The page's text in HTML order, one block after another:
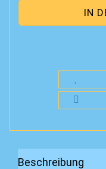
Beschreibung